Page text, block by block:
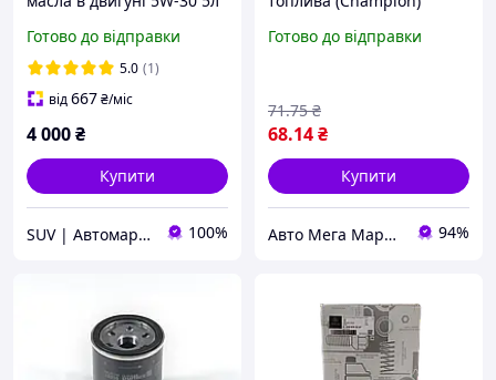
Rogue 2021-2024 T33 /
KE90091043
Готово до відправки
5.0 (1)
від667₴/міс
4 000₴
Купити
SUV | Автомаркет 100%
Готово до відправки
68.14₴
71.75 ₴
Купити
Авто Мега Маркет 94%